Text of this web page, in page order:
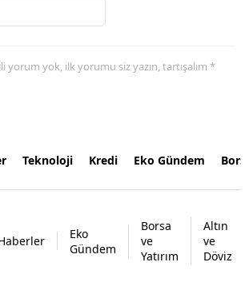
yorum yok, ilk yorumu siz yazın, tartışalım *
Teknoloji Kredi Eko Gündem
Eko
Gündem
Borsa
ve
Yatırım
Altın
ve
Döviz